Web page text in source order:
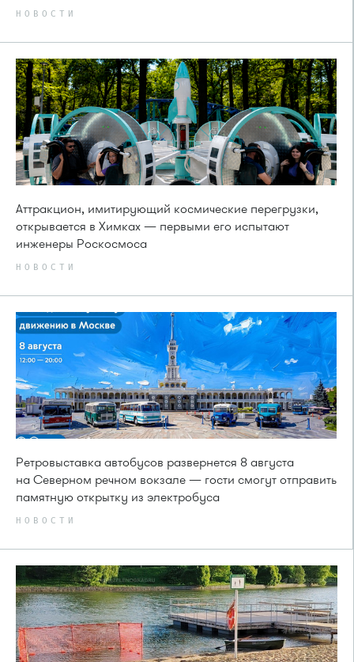
НОВОСТИ
Аттракцион, имитирующий космические перегрузки,
открывается в Химках — первыми его испытают
инженеры Роскосмоса
НОВОСТИ
Ретровыставка автобусов развернется 8 августа
на Северном речном вокзале — гости смогут отправить
памятную открытку из электробуса
НОВОСТИ